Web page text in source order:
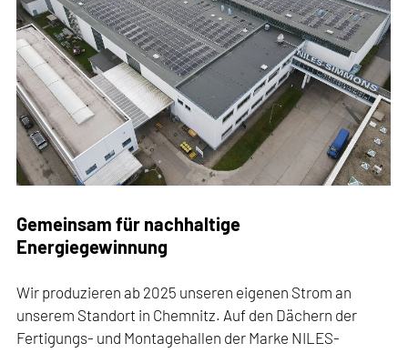
Gemeinsam für nachhaltige
Energiegewinnung
Wir produzieren ab 2025 unseren eigenen Strom an
unserem Standort in Chemnitz. Auf den Dächern der
Fertigungs- und Montagehallen der Marke NILES-